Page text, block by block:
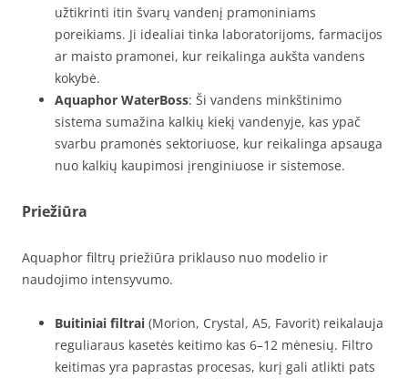
užtikrinti itin švarų vandenį pramoniniams
poreikiams. Ji idealiai tinka laboratorijoms, farmacijos
ar maisto pramonei, kur reikalinga aukšta vandens
kokybė.
Aquaphor WaterBoss: Ši vandens minkštinimo
sistema sumažina kalkių kiekį vandenyje, kas ypač
svarbu pramonės sektoriuose, kur reikalinga apsauga
nuo kalkių kaupimosi įrenginiuose ir sistemose.
Priežiūra
Aquaphor filtrų priežiūra priklauso nuo modelio ir
naudojimo intensyvumo.
Buitiniai filtrai (Morion, Crystal, A5, Favorit) reikalauja
reguliaraus kasetės keitimo kas 6–12 mėnesių. Filtro
keitimas yra paprastas procesas, kurį gali atlikti pats